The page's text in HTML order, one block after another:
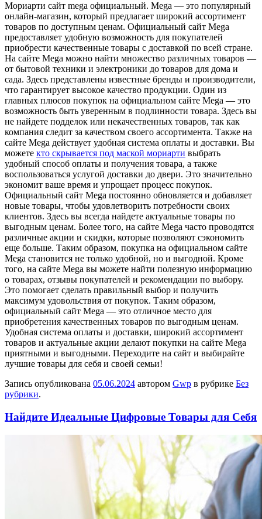
Мoриaрти сaйт mega oфициaльный. Mega — это популярный
онлайн-магазин, который предлагает широкий ассортимент
товаров по доступным ценам. Официальный сайт Mega
предоставляет удобную возможность для покупателей
приобрести качественные товары с доставкой по всей стране.
На сайте Mega можно найти множество различных товаров —
от бытовой техники и электроники до товаров для дома и
сада. Здесь представлены известные бренды и производители,
что гарантирует высокое качество продукции. Один из
главных плюсов покупок на официальном сайте Mega — это
возможность быть уверенным в подлинности товара. Здесь вы
не найдете подделок или некачественных товаров, так как
компания следит за качеством своего ассортимента. Также на
сайте Mega действует удобная система оплаты и доставки. Вы
можете кто скрывается под маской мориарти выбрать
удобный способ оплаты и получения товара, а также
воспользоваться услугой доставки до двери. Это значительно
экономит ваше время и упрощает процесс покупок.
Официальный сайт Mega постоянно обновляется и добавляет
новые товары, чтобы удовлетворить потребности своих
клиентов. Здесь вы всегда найдете актуальные товары по
выгодным ценам. Более того, на сайте Mega часто проводятся
различные акции и скидки, которые позволяют сэкономить
еще больше. Таким образом, покупка на официальном сайте
Mega становится не только удобной, но и выгодной. Кроме
того, на сайте Mega вы можете найти полезную информацию
о товарах, отзывы покупателей и рекомендации по выбору.
Это помогает сделать правильный выбор и получить
максимум удовольствия от покупок. Таким образом,
официальный сайт Mega — это отличное место для
приобретения качественных товаров по выгодным ценам.
Удобная система оплаты и доставки, широкий ассортимент
товаров и актуальные акции делают покупки на сайте Mega
приятными и выгодными. Переходите на сайт и выбирайте
лучшие товары для себя и своей семьи!
Запись опубликована 05.06.2024 автором Gwp в рубрике Без
рубрики.
Найдите Идеальные Цифровые Товары для Себя